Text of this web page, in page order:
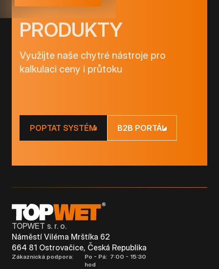
PRODUKTY
Využijte naše chytré nástroje pro
kalkulaci ceny i průtoku
B2B PORTÁL
POPTAT SYSTÉM
TOPWET s. r. o.
Náměstí Viléma Mrštíka 62
664 81 Ostrovačice, Česká Republika
Zákaznická podpora:
Po - Pá: 7:00 - 15:30
hod